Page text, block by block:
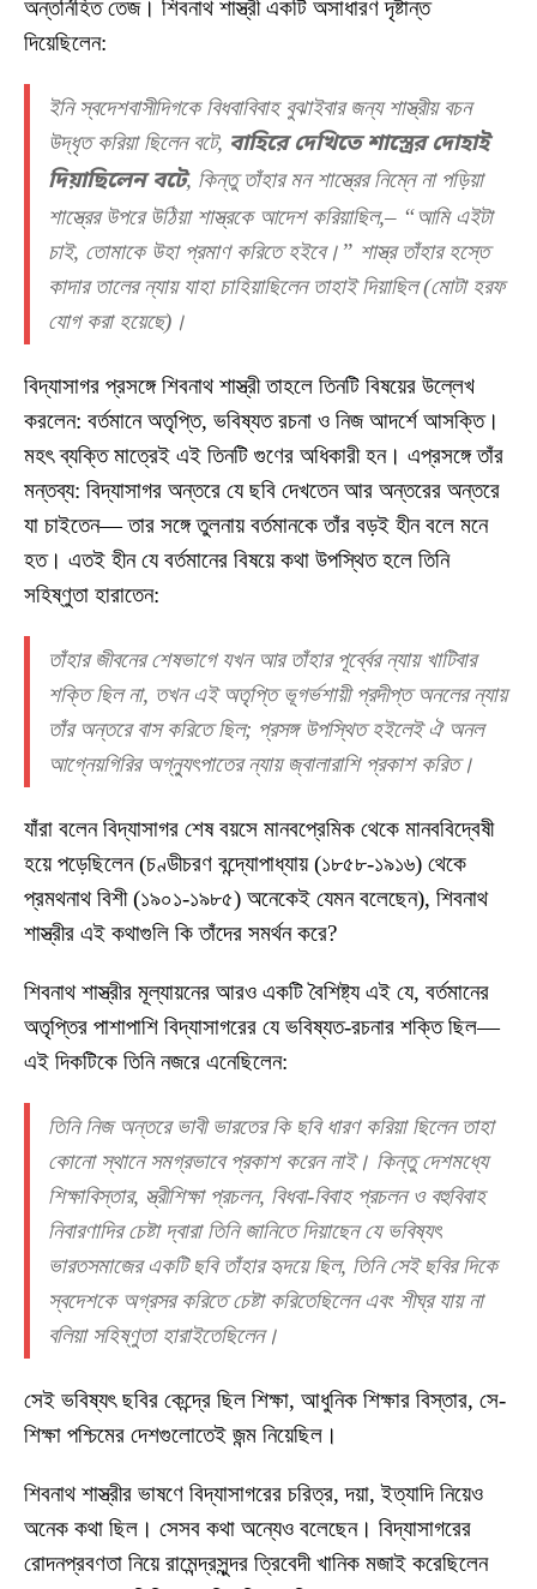
অন্তর্নিহিত তেজ। শিবনাথ শাস্ত্রী একটি অসাধারণ দৃষ্টান্ত
দিয়েছিলেন:
ইনি স্বদেশবাসীদিগকে বিধবাবিবাহ বুঝাইবার জন্য শাস্ত্রীয় বচন
উদ্ধৃত করিয়া ছিলেন বটে, বাহিরে দেখিতে শাস্ত্রের দোহাই
দিয়াছিলেন বটে, কিন্তু তাঁহার মন শাস্ত্রের নিম্নে না পড়িয়া
শাস্ত্রের উপরে উঠিয়া শাস্ত্রকে আদেশ করিয়াছিল,– “আমি এইটা
চাই, তোমাকে উহা প্রমাণ করিতে হইবে।” শাস্ত্র তাঁহার হস্তে
কাদার তালের ন্যায় যাহা চাহিয়াছিলেন তাহাই দিয়াছিল (মোটা হরফ
যোগ করা হয়েছে)।
বিদ্যাসাগর প্রসঙ্গে শিবনাথ শাস্ত্রী তাহলে তিনটি বিষয়ের উল্লেখ
করলেন: বর্তমানে অতৃপ্তি, ভবিষ্যত রচনা ও নিজ আদর্শে আসক্তি।
মহৎ ব্যক্তি মাত্রেই এই তিনটি গুণের অধিকারী হন। এপ্রসঙ্গে তাঁর
মন্তব্য: বিদ্যাসাগর অন্তরে যে ছবি দেখতেন আর অন্তরের অন্তরে
যা চাইতেন— তার সঙ্গে তুলনায় বর্তমানকে তাঁর বড়ই হীন বলে মনে
হত। এতই হীন যে বর্তমানের বিষয়ে কথা উপস্থিত হলে তিনি
সহিষ্ণুতা হারাতেন:
তাঁহার জীবনের শেষভাগে যখন আর তাঁহার পূর্ব্বের ন্যায় খাটিবার
শক্তি ছিল না, তখন এই অতৃপ্তি ভূগর্ভশায়ী প্রদীপ্ত অনলের ন্যায়
তাঁর অন্তরে বাস করিতে ছিল; প্রসঙ্গ উপস্থিত হইলেই ঐ অনল
আগ্নেয়গিরির অগ্ন্যুৎপাতের ন্যায় জ্বালারাশি প্রকাশ করিত।
যাঁরা বলেন বিদ্যাসাগর শেষ বয়সে মানবপ্রেমিক থেকে মানববিদ্বেষী
হয়ে পড়েছিলেন (চণ্ডীচরণ বন্দ্যোপাধ্যায় (১৮৫৮-১৯১৬) থেকে
প্রমথনাথ বিশী (১৯০১-১৯৮৫) অনেকেই যেমন বলেছেন), শিবনাথ
শাস্ত্রীর এই কথাগুলি কি তাঁদের সমর্থন করে?
শিবনাথ শাস্ত্রীর মূল্যায়নের আরও একটি বৈশিষ্ট্য এই যে, বর্তমানের
অতৃপ্তির পাশাপাশি বিদ্যাসাগরের যে ভবিষ্যত-রচনার শক্তি ছিল—
এই দিকটিকে তিনি নজরে এনেছিলেন:
তিনি নিজ অন্তরে ভাবী ভারতের কি ছবি ধারণ করিয়া ছিলেন তাহা
কোনো স্থানে সমগ্রভাবে প্রকাশ করেন নাই। কিন্তু দেশমধ্যে
শিক্ষাবিস্তার, স্ত্রীশিক্ষা প্রচলন, বিধবা-বিবাহ প্রচলন ও বহুবিবাহ
নিবারণাদির চেষ্টা দ্বারা তিনি জানিতে দিয়াছেন যে ভবিষ্যৎ
ভারতসমাজের একটি ছবি তাঁহার হৃদয়ে ছিল, তিনি সেই ছবির দিকে
স্বদেশকে অগ্রসর করিতে চেষ্টা করিতেছিলেন এবং শীঘ্র যায় না
বলিয়া সহিষ্ণুতা হারাইতেছিলেন।
সেই ভবিষ্যৎ ছবির কেন্দ্রে ছিল শিক্ষা, আধুনিক শিক্ষার বিস্তার, সে-
শিক্ষা পশ্চিমের দেশগুলোতেই জন্ম নিয়েছিল।
শিবনাথ শাস্ত্রীর ভাষণে বিদ্যাসাগরের চরিত্র, দয়া, ইত্যাদি নিয়েও
অনেক কথা ছিল। সেসব কথা অন্যেও বলেছেন। বিদ্যাসাগরের
রোদনপ্রবণতা নিয়ে রামেন্দ্রসুন্দর ত্রিবেদী খানিক মজাই করেছিলেন